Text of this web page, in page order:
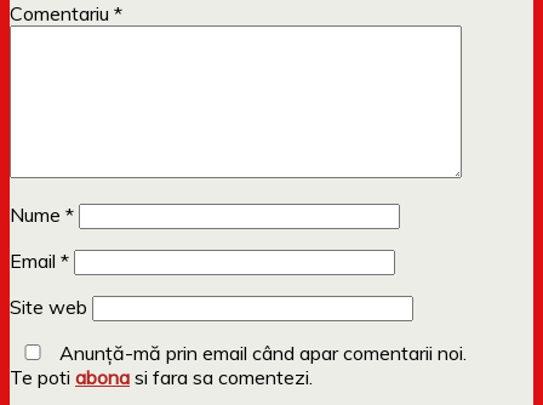
Comentariu *
Nume *
Email *
Site web
Anunță-mă prin email când apar comentarii noi.
Te poti abona si fara sa comentezi.